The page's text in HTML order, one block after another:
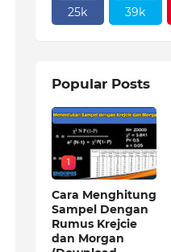
25k 39k
Popular Posts
1
Cara Menghitung
Sampel Dengan
Rumus Krejcie
dan Morgan